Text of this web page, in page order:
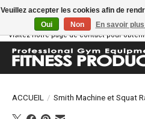
Vous avez des questions ? Notre équipe
Visitez notre page de contact pour
ACCUEIL / Smith Machine et Squat
Veuillez accepter les cookies afin de
Oui
Non En savoir